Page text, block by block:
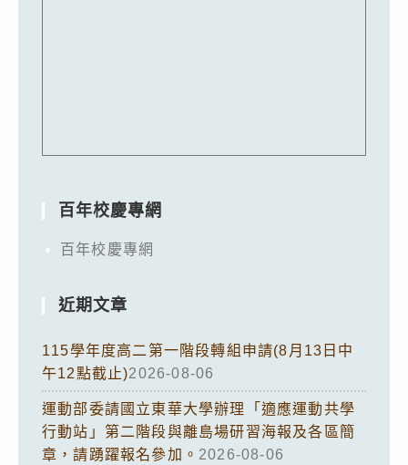
百年校慶專網
百年校慶專網
近期文章
115學年度高二第一階段轉組申請(8月13日中
午12點截止)2026-08-06
運動部委請國立東華大學辦理「適應運動共學
行動站」第二階段與離島場研習海報及各區簡
章，請踴躍報名參加。 2026-08-06